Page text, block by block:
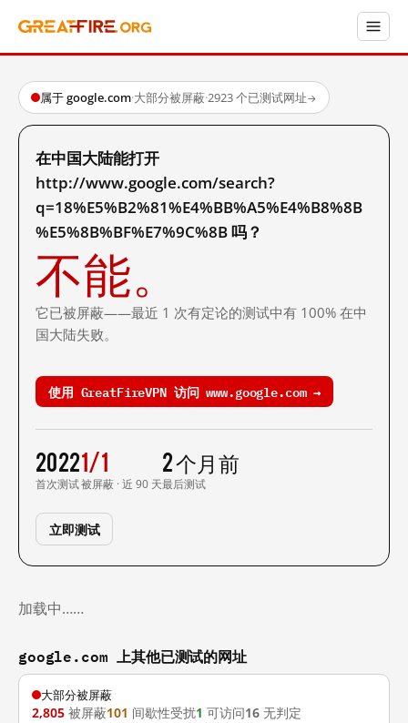
属于 google.com·大部分被屏蔽·2923 个已测试网址→
在中国大陆能打开
http://www.google.com/search?
q=18%E5%B2%81%E4%BB%A5%E4%B8%8B
%E5%8B%BF%E7%9C%8B 吗？
不能。
它已被屏蔽——最近 1 次有定论的测试中有 100% 在中
国大陆失败。
使用 GreatFireVPN 访问 www.google.com →
2022
首次测试
1/1
被屏蔽 · 近 90 天
2 个月前
最后测试
立即测试
加载中……
google.com 上其他已测试的网址
大部分被屏蔽
2,805 被屏蔽101 间歇性受扰1 可访问16 无判定